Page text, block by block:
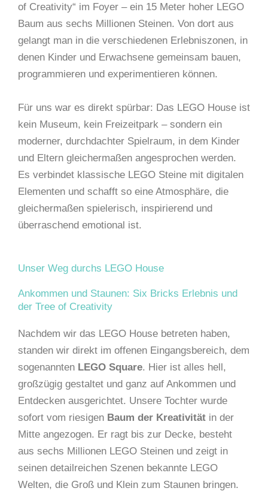
of Creativity“ im Foyer – ein 15 Meter hoher LEGO
Baum aus sechs Millionen Steinen. Von dort aus
gelangt man in die verschiedenen Erlebniszonen, in
denen Kinder und Erwachsene gemeinsam bauen,
programmieren und experimentieren können.
Für uns war es direkt spürbar: Das LEGO House ist
kein Museum, kein Freizeitpark – sondern ein
moderner, durchdachter Spielraum, in dem Kinder
und Eltern gleichermaßen angesprochen werden.
Es verbindet klassische LEGO Steine mit digitalen
Elementen und schafft so eine Atmosphäre, die
gleichermaßen spielerisch, inspirierend und
überraschend emotional ist.
Unser Weg durchs LEGO House
Ankommen und Staunen: Six Bricks Erlebnis und
der Tree of Creativity
Nachdem wir das LEGO House betreten haben,
standen wir direkt im offenen Eingangsbereich, dem
sogenannten LEGO Square. Hier ist alles hell,
großzügig gestaltet und ganz auf Ankommen und
Entdecken ausgerichtet. Unsere Tochter wurde
sofort vom riesigen Baum der Kreativität in der
Mitte angezogen. Er ragt bis zur Decke, besteht
aus sechs Millionen LEGO Steinen und zeigt in
seinen detailreichen Szenen bekannte LEGO
Welten, die Groß und Klein zum Staunen bringen.